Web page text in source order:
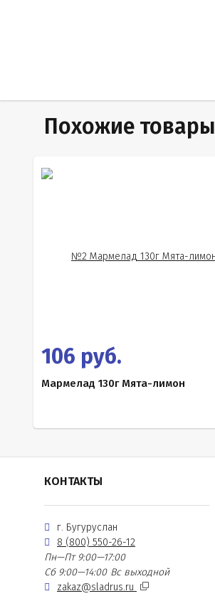
Похожие товары
106 руб.
Мармелад 130г Мята-лимон
КОНТАКТЫ
г. Бугуруслан
8 (800) 550-26-12
Пн—Пт 9:00—17:00
Сб 9:00—14:00 Вс выходной
zakaz@sladrus.ru